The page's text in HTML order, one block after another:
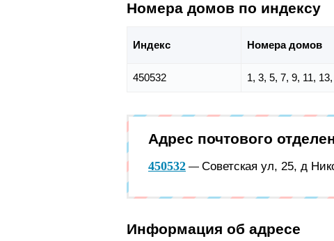
Номера домов по индексу
Индекс Номера домов
450532 1, 3, 5, 7, 9, 11,
Адрес почтового
450532 — Советская ул, 25, д
Информация об адресе